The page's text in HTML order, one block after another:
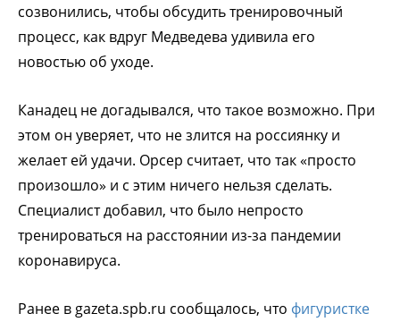
созвонились, чтобы обсудить тренировочный
процесс, как вдруг Медведева удивила его
новостью об уходе.
Канадец не догадывался, что такое возможно. При
этом он уверяет, что не злится на россиянку и
желает ей удачи. Орсер считает, что так «просто
произошло» и с этим ничего нельзя сделать.
Специалист добавил, что было непросто
тренироваться на расстоянии из-за пандемии
коронавируса.
Ранее в gazeta.spb.ru сообщалось, что фигуристке